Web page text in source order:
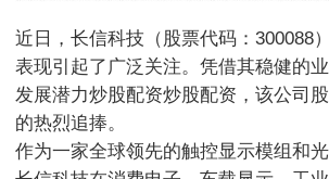
近日，长信科技（股票代码：300088
表现引起了广泛关注。凭借其稳健的
发展潜力炒股配资炒股配资，该公司
的热烈追捧。
作为一家全球领先的触控显示模组和